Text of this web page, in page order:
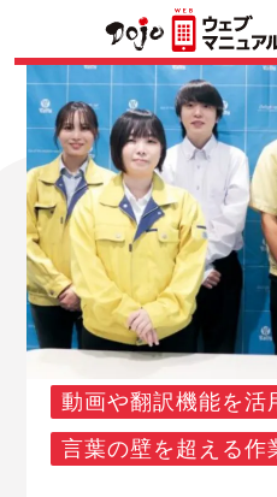
動画や翻訳機能を活
言葉の壁を超える作